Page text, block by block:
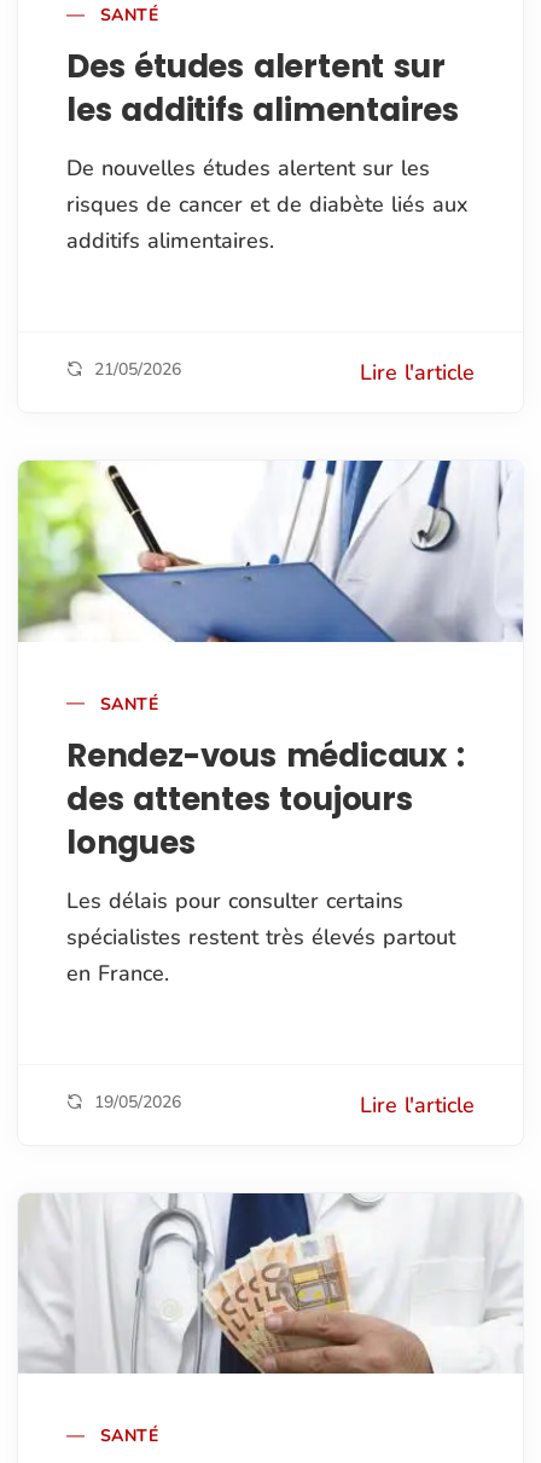
SANTÉ
Des études alertent sur
les additifs alimentaires
De nouvelles études alertent sur les
risques de cancer et de diabète liés aux
additifs alimentaires.
21/05/2026 Lire l'article
SANTÉ
Rendez-vous médicaux :
des attentes toujours
longues
Les délais pour consulter certains
spécialistes restent très élevés partout
en France.
19/05/2026 Lire l'article
SANTÉ